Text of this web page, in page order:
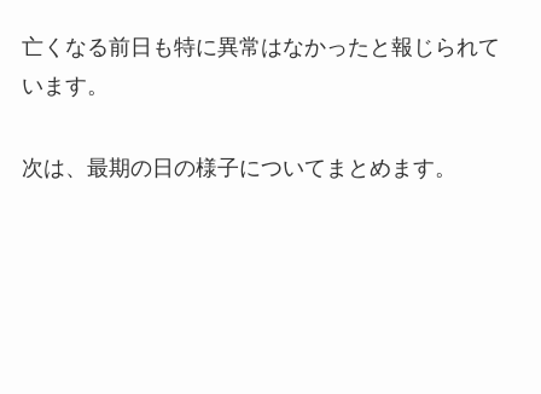
亡くなる前日も特に異常はなかったと報じられて
います。
次は、最期の日の様子についてまとめます。